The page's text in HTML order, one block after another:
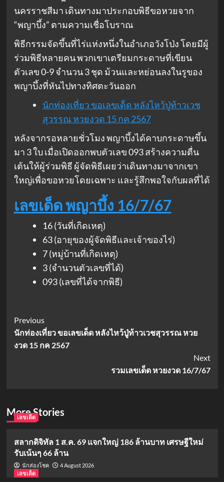
นครราชสีมา เดินทางมาประกอบพิธีขอหวยจาก
“พญาบึ้ง” ตามความเชื่อโบราณ
พิธีกรรมจัดขึ้นที่ไร่แห่งหนึ่งในอำเภอวังโป่ง โดยมีผู้
ร่วมพิธีหลายคน พวกเขาเตรียมกระดาษที่เขียน
ตัวเลข 0-9 จำนวน 3 ชุด ม้วนและหย่อนลงในรูของ
พญาบึ้งที่หันไปทางทิศตะวันออก
นักท่องเที่ยว ขอเลขเด็ด หลังไหว้ปู่ท้าวเวช
สุวรรณ หวยงวด 15 กค 2567
หลังจากรอหลายชั่วโมง พญาบึ้งได้คาบกระดาษขึ้น
มา 3 ใบ เมื่อเปิดออกพบตัวเลข 093 สร้างความตื่น
เต้นให้ผู้ร่วมพิธี ผู้จัดพิธีเผยว่าเดินทางมาจากเขา
ใหญ่เพื่อขอหวยโดยเฉพาะ และรู้สึกพอใจกับผลที่ได้
เลขเด็ด พญาบึ้ง 16/7/67
16 (วันที่เกิดเหตุ)
63 (อายุของผู้จัดพิธีและเจ้าของไร่)
7 (หมู่บ้านที่เกิดเหตุ)
3 (จำนวนตัวเลขที่ได้)
093 (เลขที่ได้จากพิธี)
Post
Navigation
Previous
นักท่องเที่ยว ขอเลขเด็ด หลังไหว้ปู่ท้าวเวชสุวรรณ หวย
งวด 15 กค 2567
Next
รวมเลขเด็ด หวยงวด 16/7/67
More Stories
เลขเด็ด
สลากดิจิทัล 1 ส.ค. 69 แจกใหญ่ 186 ล้านบาท เศรษฐีใหม่
รับเน้นๆ 66 ล้าน
นักส่องโชค
4 August 2026
เลขเด็ด